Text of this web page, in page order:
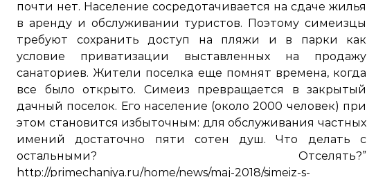
почти нет. Население сосредотачивается на сдаче жилья
в аренду и обслуживании туристов. Поэтому симеизцы
требуют сохранить доступ на пляжи и в парки как
условие приватизации выставленных на продажу
санаториев. Жители поселка еще помнят времена, когда
все было открыто. Симеиз превращается в закрытый
дачный поселок. Его население (около 2000 человек) при
этом становится избыточным: для обслуживания частных
имений достаточно пяти сотен душ. Что делать с
остальными? Отселять?”
http://primechaniya.ru/home/news/maj-2018/simeiz-s-